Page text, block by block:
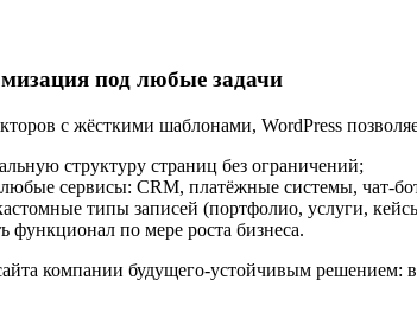
под любые задачи
с жёсткими шаблонами, WordPress
структуру страниц без ограничений;
сервисы: CRM, платёжные системы, чат-
типы записей (портфолио, услуги,
функционал по мере роста бизнеса.
компании будущего-устойчивым решением: